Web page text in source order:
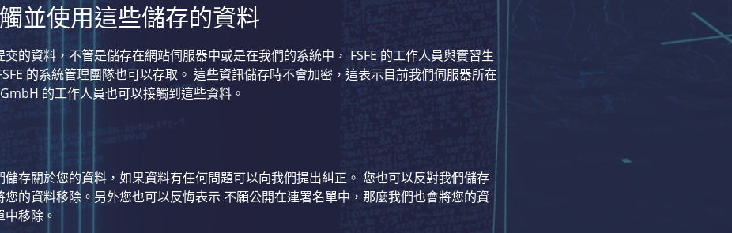
並使用這些儲存的資料
的資料，不管是儲存在網站伺服器中或是在我們的系統中， FSFE 的工作人員與實習生
的系統管理團隊也可以存取。 這些資訊儲存時不會加密，這表示目前我們伺服器所在
的工作人員也可以接觸到這些資料。
儲存關於您的資料，如果資料有任何問題可以向我們提出糾正。 您也可以反對我們儲存
您的資料移除。另外您也可以反悔表示 不願公開在連署名單中，那麼我們也會將您的資
移除。